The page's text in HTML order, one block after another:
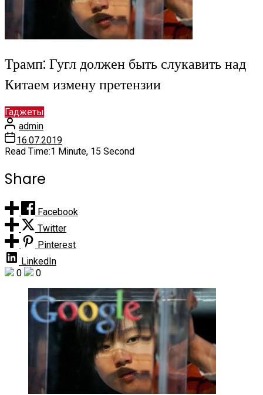
Трамп: Гугл должен быть слукавить над
Китаем измену претензии
Гаджеты
admin
16.07.2019
Read Time:1 Minute, 15 Second
Share
Facebook
Twitter
Pinterest
LinkedIn
0
0